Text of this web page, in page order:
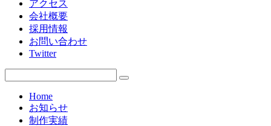
アクセス
会社概要
採用情報
お問い合わせ
Twitter
Home
お知らせ
制作実績
2009年